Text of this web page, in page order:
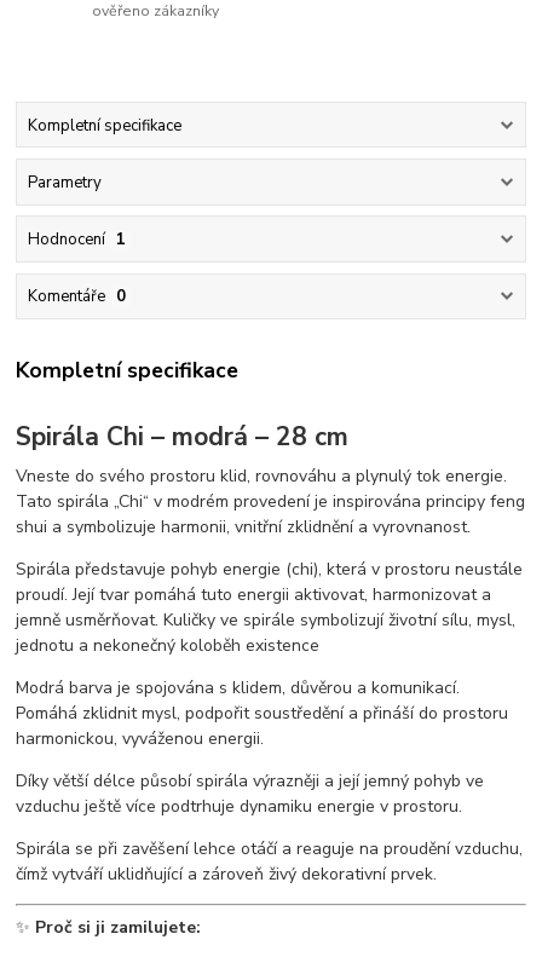
ověřeno zákazníky
Kompletní specifikace
Parametry
Hodnocení 1
Komentáře 0
Kompletní specifikace
Spirála Chi – modrá – 28 cm
Vneste do svého prostoru klid, rovnováhu a plynulý tok energie.
Tato spirála „Chi“ v modrém provedení je inspirována principy feng
shui a symbolizuje harmonii, vnitřní zklidnění a vyrovnanost.
Spirála představuje pohyb energie (chi), která v prostoru neustále
proudí. Její tvar pomáhá tuto energii aktivovat, harmonizovat a
jemně usměrňovat. Kuličky ve spirále symbolizují životní sílu, mysl,
jednotu a nekonečný koloběh existence
Modrá barva je spojována s klidem, důvěrou a komunikací.
Pomáhá zklidnit mysl, podpořit soustředění a přináší do prostoru
harmonickou, vyváženou energii.
Díky větší délce působí spirála výrazněji a její jemný pohyb ve
vzduchu ještě více podtrhuje dynamiku energie v prostoru.
Spirála se při zavěšení lehce otáčí a reaguje na proudění vzduchu,
čímž vytváří uklidňující a zároveň živý dekorativní prvek.
✨ Proč si ji zamilujete: